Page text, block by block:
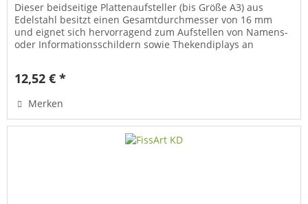
Dieser beidseitige Plattenaufsteller (bis Größe A3) aus
Edelstahl besitzt einen Gesamtdurchmesser von 16 mm
und eignet sich hervorragend zum Aufstellen von Namens-
oder Informationsschildern sowie Thekendiplays an
12,52 € *
Merken